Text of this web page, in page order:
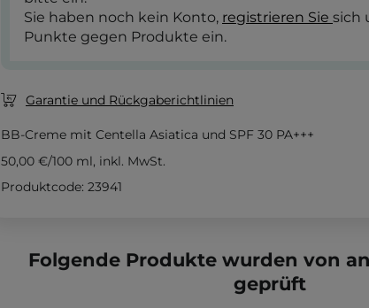
Sie haben noch kein Konto, registrieren Sie sich
Punkte gegen Produkte ein.
Garantie und Rückgaberichtlinien
BB-Creme mit Centella Asiatica und SPF 30 PA+++
50,00 €/100 ml, inkl. MwSt.
Produktcode: 23941
Folgende Produkte wurden von
geprüft